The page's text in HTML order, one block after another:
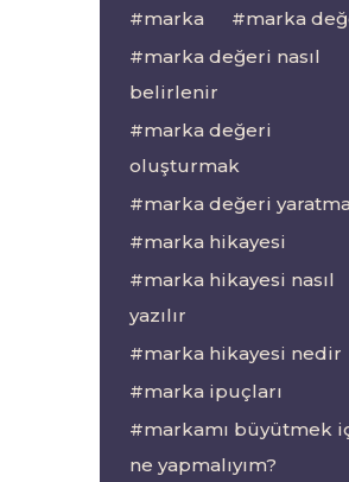
marka
marka
marka değeri nasıl
belirlenir
marka değeri
oluşturmak
marka değeri
marka hikayesi
marka hikayesi nasıl
yazılır
marka hikayesi nedir
marka ipuçları
markamı büyütmek
ne yapmalıyım?